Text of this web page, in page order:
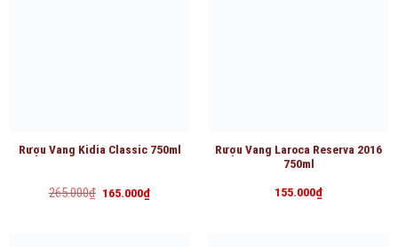
Rượu Vang Kidia Classic 750ml
265.000₫ Giá
gốc
165.000₫Giá
Rượu Vang Laroca Reserva 2016
750ml
155.000₫